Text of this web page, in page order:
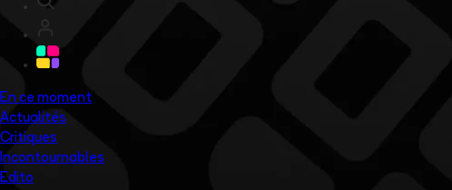
En ce moment
Actualités
Critiques
Incontournables
Edito